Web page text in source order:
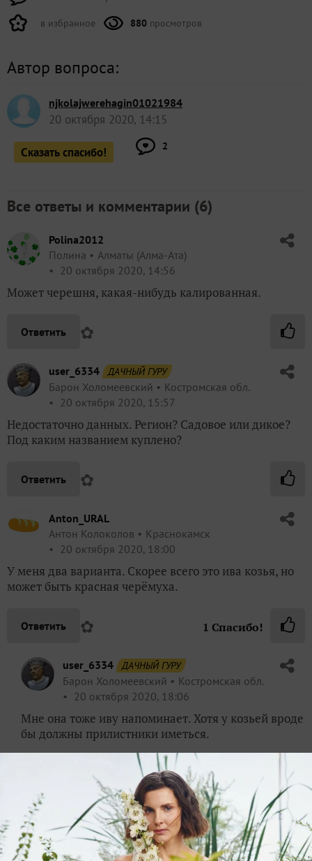
в избранное 880 просмотров
Автор вопроса:
njkolajwerehagin01021984
20 октября 2020, 14:15
Сказать спасибо! 2
Все ответы и комментарии (6)
Polina2012
Полина
Алматы (Алма-Ата)
20 октября 2020, 14:56
Может черешня, какая-нибудь калированная.
Ответить ✿
user_6334 ДАЧНЫЙ ГУРУ
Барон Холомеевский
Костромская обл.
20 октября 2020, 15:57
Недостаточно данных. Регион? Садовое или дикое?
Под каким названием куплено?
Ответить ✿
Anton_URAL
Антон Колоколов
Краснокамск
20 октября 2020, 18:00
У меня два варианта. Скорее всего это ива козья, но
может быть красная черёмуха.
Ответить ✿ 1 Спасибо!
user_6334 ДАЧНЫЙ ГУРУ
Барон Холомеевский
Костромская обл.
20 октября 2020, 18:06
Мне она тоже иву напоминает. Хотя у козьей вроде
бы должны прилистники иметься.
✿
IgorKrasnickiy
Игорь Красницкий
Липецк
20 октября 2020, 18:15